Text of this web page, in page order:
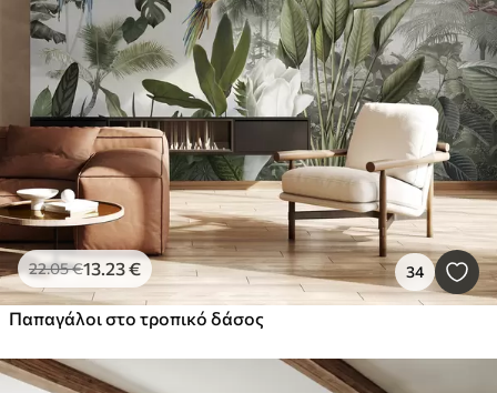
22.05€13.23€ 34
Παπαγάλοι στο τροπικό δάσος